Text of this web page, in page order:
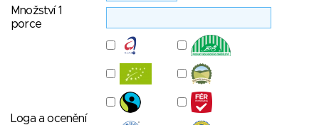
Množství 1
porce
Loga a ocenění